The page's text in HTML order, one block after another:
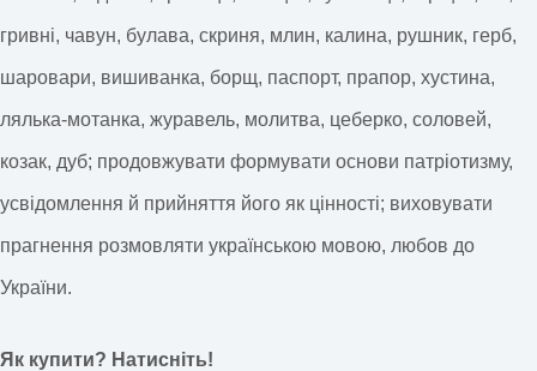
гривні, чавун, булава, скриня, млин, калина, рушник, герб,
шаровари, вишиванка, борщ, паспорт, прапор, хустина,
лялька-мотанка, журавель, молитва, цеберко, соловей,
козак, дуб; продовжувати формувати основи патріотизму,
усвідомлення й прийняття його як цінності; виховувати
прагнення розмовляти українською мовою, любов до
України.
Як купити? Натисніть!